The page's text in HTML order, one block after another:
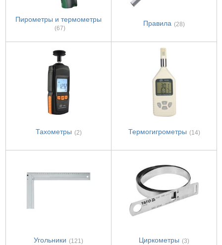
Пирометры и термометры
(67)
Правила (28)
Тахометры (2) Термогигрометры (14)
Угольники (121) Циркометры (3)